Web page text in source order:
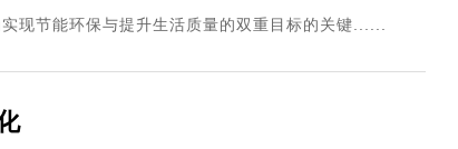
现节能环保与提升生活质量的双重目标的关键......